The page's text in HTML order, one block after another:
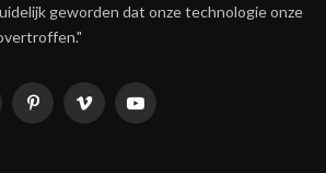
geworden dat onze technologie onze
PinterestVimeo YouTube